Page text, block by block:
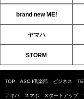
brand new ME!
ヤマハ
STORM
TOP ASCII倶楽部 ビジネス
アキバ スマホ スタートアップ